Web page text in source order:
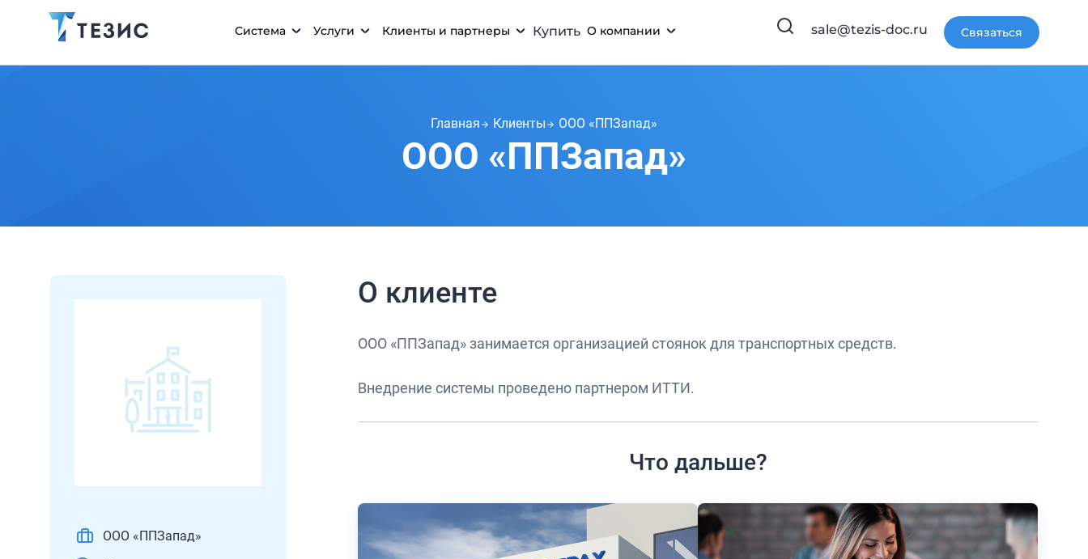
Система Услуги Клиенты и партнеры Купить О компании sale@tezis-doc.ru Связаться
Главная Клиенты ООО «ППЗапад»
ООО «ППЗапад»
ООО «ППЗапад»
О клиенте
ООО «ППЗапад» занимается организацией стоянок для транспортных средств.
Внедрение системы проведено партнером ИТТИ.
Что дальше?